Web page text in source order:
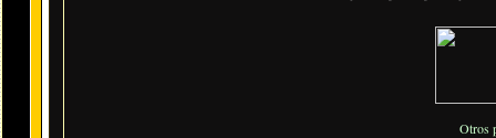
Otros